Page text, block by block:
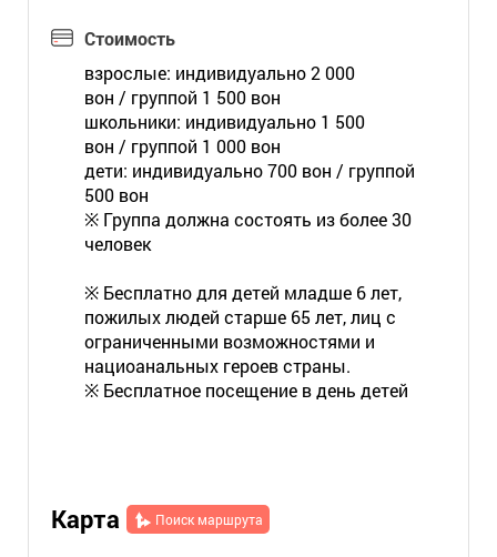
Стоимость
взрослые: индивидуально 2 000
вон / группой 1 500 вон
школьники: индивидуально 1 500
вон / группой 1 000 вон
дети: индивидуально 700 вон / группой
500 вон
※ Группа должна состоять из более 30
человек
※ Бесплатно для детей младше 6 лет,
пожилых людей старше 65 лет, лиц с
ограниченными возможностями и
нациоанальных героев страны.
※ Бесплатное посещение в день детей
Карта Поиск маршрута